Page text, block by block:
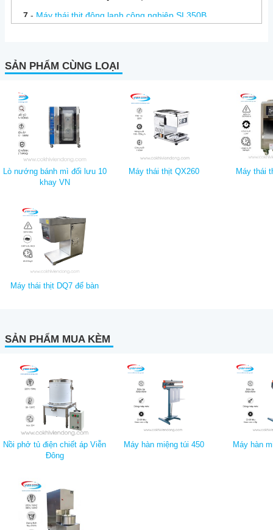
7- Máy thái thịt đông lạnh công nghiệp SL350B
10-Hướng dẫn sử dụng máy thái thịt chín ES 250, ES 300
11
Cắt thịt đông lạnh nên sử dụng dòng máy nào?
SẢN PHẨM CÙNG LOẠI
Lò nướng bánh mì đối lưu 10
khay VN
Máy thái thịt QX260 Máy thái
Máy thái thịt DQ7 để bàn
SẢN PHẨM MUA KÈM
Nồi phở tủ điện chiết áp Viễn
Đông
Máy hàn miệng túi 450 Máy hàn